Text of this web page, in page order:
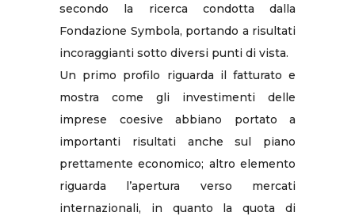
secondo la ricerca condotta dalla
Fondazione Symbola, portando a risultati
incoraggianti sotto diversi punti di vista.
Un primo profilo riguarda il fatturato e
mostra come gli investimenti delle
imprese coesive abbiano portato a
importanti risultati anche sul piano
prettamente economico; altro elemento
riguarda l’apertura verso mercati
internazionali, in quanto la quota di